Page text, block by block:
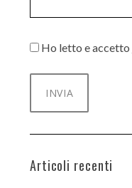
Ho letto e accetto
Articoli recenti